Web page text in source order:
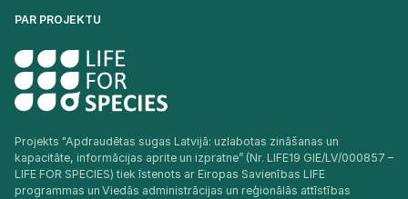
PAR PROJEKTU
Projekts "Apdraudētas sugas Latvijā: uzlabotas zināšanas un
kapacitāte, informācijas aprite un izpratne” (Nr. LIFE19 GIE/LV/000857 –
LIFE FOR SPECIES) tiek īstenots ar Eiropas Savienības LIFE
programmas un Viedās administrācijas un reģionālās attīstības